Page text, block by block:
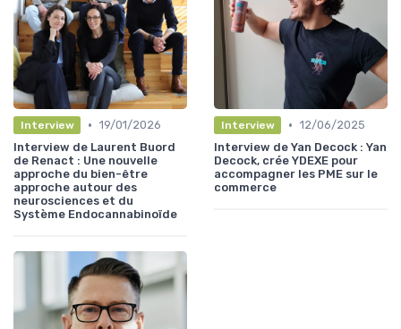
Interview • 19/01/2026
Interview de Laurent Buord
de Renact : Une nouvelle
approche du bien-être
approche autour des
neurosciences et du
Système Endocannabinoïde
Interview • 12/06/2025
Interview de Yan Decock : Yan
Decock, crée YDEXE pour
accompagner les PME sur le
commerce